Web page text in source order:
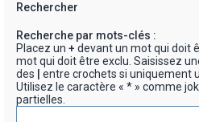
Rechercher
Recherche par mots-clés :
Placez un + devant un mot qui doit
mot qui doit être exclu. Saisissez
des
entre crochets si uniquement
Utilisez le caractère « * » comme
partielles.